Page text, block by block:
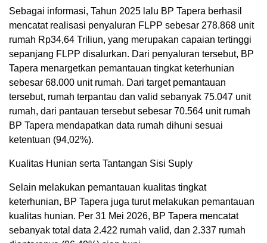
Sebagai informasi, Tahun 2025 lalu BP Tapera berhasil
mencatat realisasi penyaluran FLPP sebesar 278.868 unit
rumah Rp34,64 Triliun, yang merupakan capaian tertinggi
sepanjang FLPP disalurkan. Dari penyaluran tersebut, BP
Tapera menargetkan pemantauan tingkat keterhunian
sebesar 68.000 unit rumah. Dari target pemantauan
tersebut, rumah terpantau dan valid sebanyak 75.047 unit
rumah, dari pantauan tersebut sebesar 70.564 unit rumah
BP Tapera mendapatkan data rumah dihuni sesuai
ketentuan (94,02%).
Kualitas Hunian serta Tantangan Sisi Suply
Selain melakukan pemantauan kualitas tingkat
keterhunian, BP Tapera juga turut melakukan pemantauan
kualitas hunian. Per 31 Mei 2026, BP Tapera mencatat
sebanyak total data 2.422 rumah valid, dan 2.337 rumah